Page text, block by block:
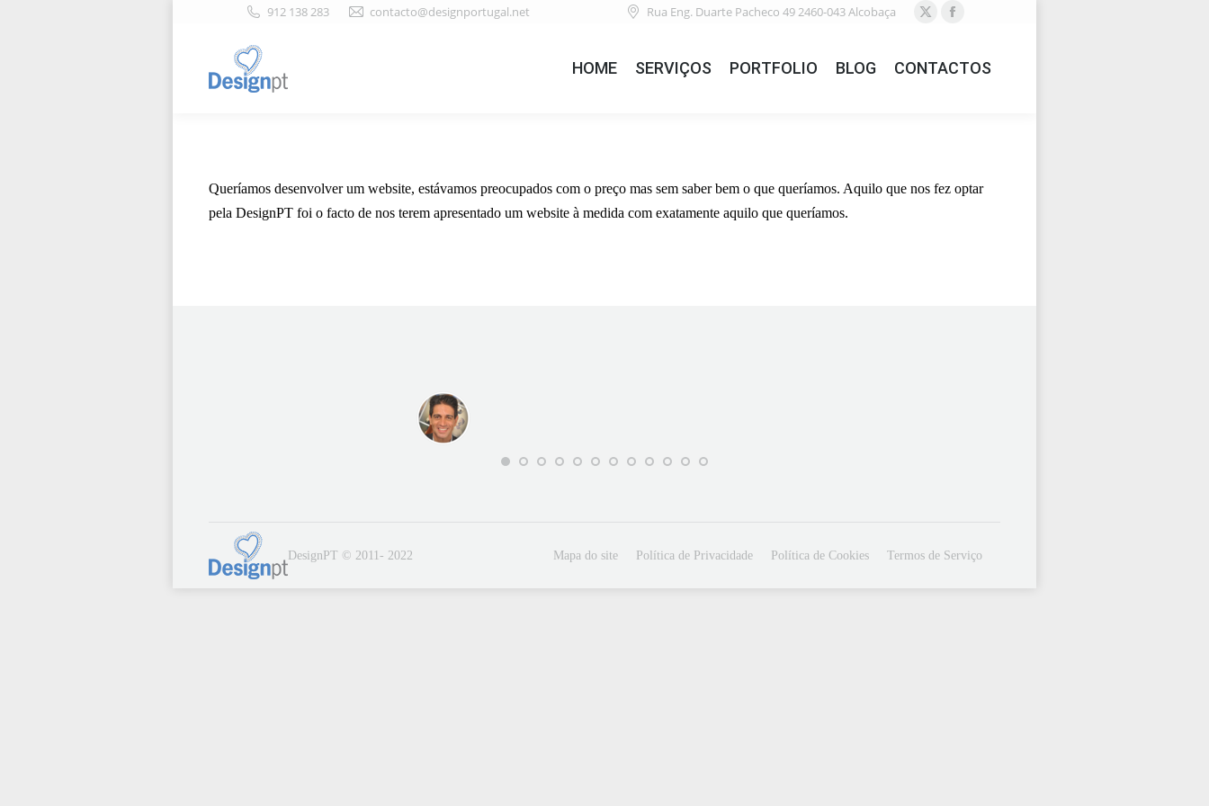
912 138 283 contacto@designportugal.net Rua Eng. Duarte Pacheco 49 2460-043 Alcobaça
X
opens
Facebook
opens
HOME SERVIÇOS PORTFOLIO BLOG CONTACTOS
Queríamos desenvolver um website, estávamos preocupados com o preço mas sem saber bem o que queríamos. Aquilo que nos fez optar
pela DesignPT foi o facto de nos terem apresentado um website à medida com exatamente aquilo que queríamos.
DesignPT © 2011- 2022 Mapa do site Política de Privacidade Política de Cookies Termos de Serviço